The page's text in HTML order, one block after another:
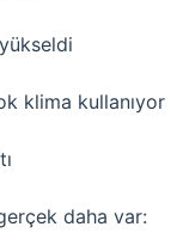
klima kullanıyor
daha var: